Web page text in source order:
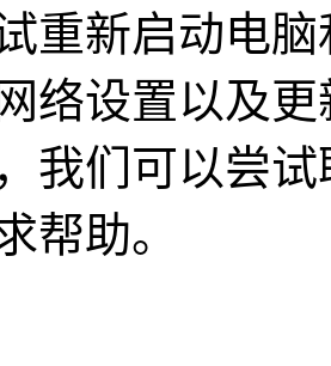
重新启动电
络设置以及
我们可以尝
帮助。